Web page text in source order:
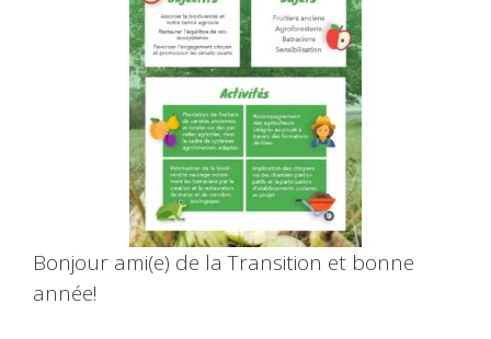
Bonjour ami(e) de la Transition et bonne
année!